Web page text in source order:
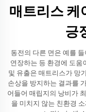
매트리스 케
긍
동전의 다른 면은 예를
연장하는 등 환경에 도움
및 유출은 매트리스가 망
손상을 방지하는 결과를
어들어 매립지의 낭비가
을 미치지 않는 친환경